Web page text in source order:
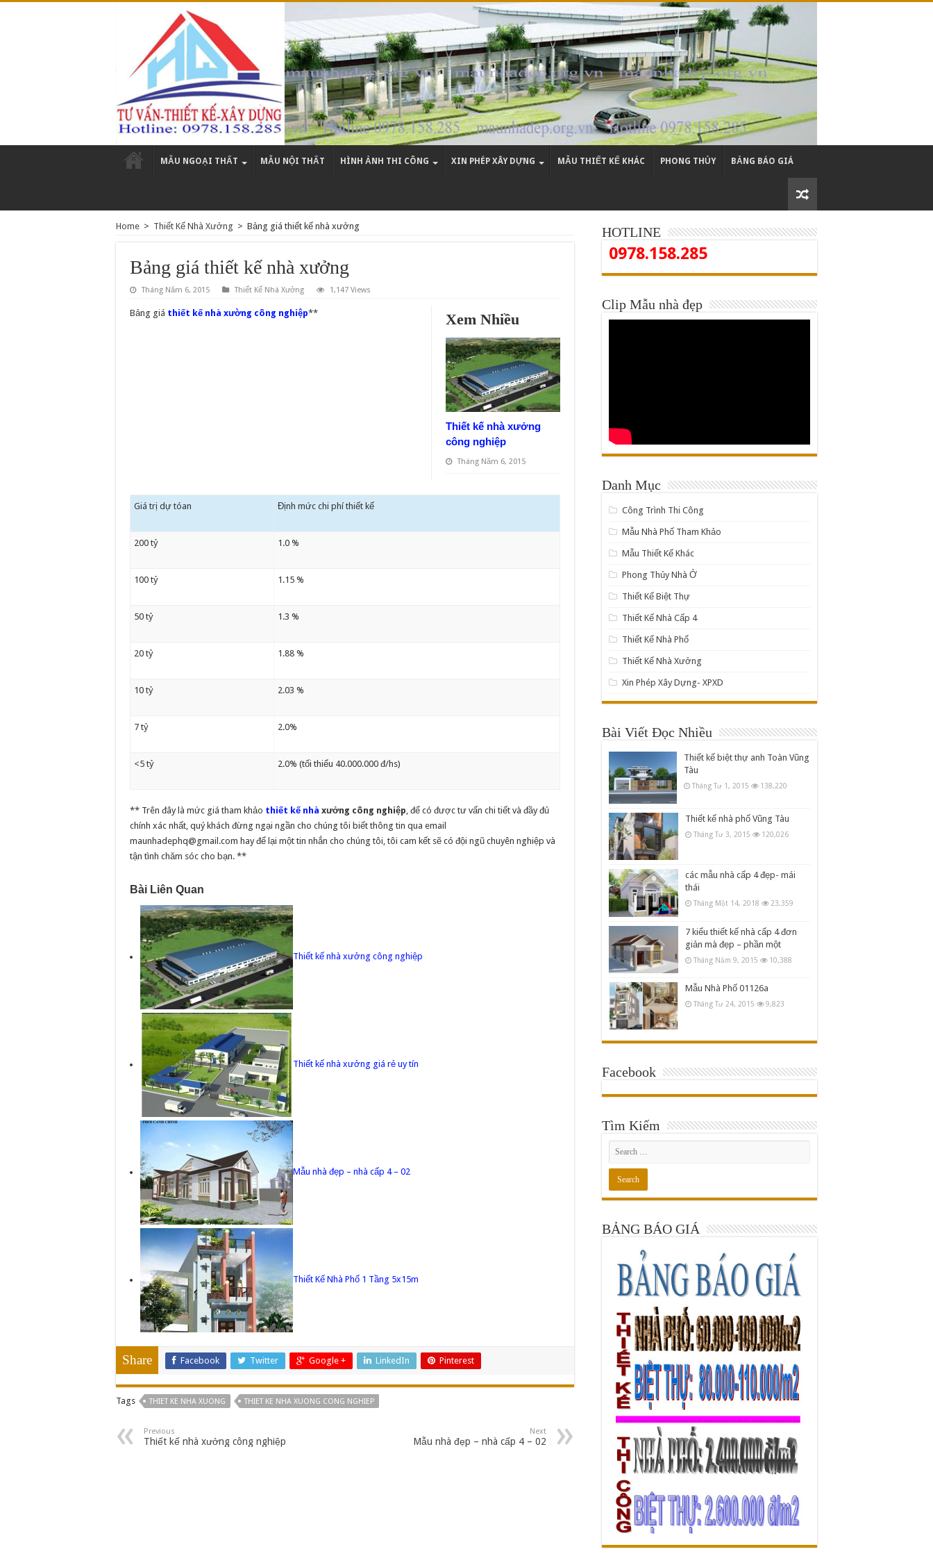
MẪU NGOẠI THẤT MẪU NỘI THẤT HÌNH ẢNH THI CÔNG XIN PHÉP XÂY DỰNG MẪU THIẾT KẾ KHÁC PHONG THỦY BẢNG BÁO GIÁ
Home > Thiết Kế Nhà Xưởng > Bảng giá thiết kế nhà xưởng
Bảng giá thiết kế nhà xưởng
Tháng Năm 6, 2015 Thiết Kế Nhà Xưởng 1,147 Views
Xem Nhiều
Thiết kế nhà xưởng
công nghiệp
Tháng Năm 6, 2015
Bảng giá thiết kế nhà xường công nghiệp**
Giá trị dự tóan Định mức chi phí thiết kế
200 tỷ 1.0 %
100 tỷ 1.15 %
50 tỷ 1.3 %
20 tỷ 1.88 %
10 tỷ 2.03 %
7 tỷ 2.0%
<5 tỷ 2.0% (tối thiểu 40.000.000 đ/hs)
** Trên đây là mức giá tham khảo thiết kế nhà xưởng công nghiệp, để có được tư vấn chi tiết và đầy đủ
chính xác nhất, quý khách đừng ngại ngần cho chúng tôi biết thông tin qua email
maunhadephq@gmail.com hay để lại một tin nhắn cho chúng tôi, tôi cam kết sẽ có đội ngũ chuyên nghiệp và
tận tình chăm sóc cho bạn. **
Bài Liên Quan
Thiết kế nhà xưởng công nghiệp
Thiết kế nhà xưởng giá rẻ uy tín
Mẫu nhà đẹp – nhà cấp 4 – 02
Thiết Kế Nhà Phố 1 Tầng 5x15m
Share Facebook Twitter Google + LinkedIn Pinterest
Tags THIET KE NHA XUONG THIET KE NHA XUONG CONG NGHIEP
Previous
Thiết kế nhà xưởng công nghiệp
Next
Mẫu nhà đẹp – nhà cấp 4 – 02
HOTLINE
0978.158.285
Clip Mẫu nhà đẹp
Danh Mục
Công Trình Thi Công
Mẫu Nhà Phố Tham Khảo
Mẫu Thiết Kế Khác
Phong Thủy Nhà Ở
Thiết Kế Biệt Thự
Thiết Kế Nhà Cấp 4
Thiết Kế Nhà Phố
Thiết Kế Nhà Xưởng
Xin Phép Xây Dựng- XPXD
Bài Viết Đọc Nhiều
Thiết kế biệt thự anh Toàn Vũng
Tàu
Tháng Tư 1, 2015 138,220
Thiết kế nhà phố Vũng Tàu
Tháng Tư 3, 2015 120,026
các mẫu nhà cấp 4 đẹp- mái
thái
Tháng Một 14, 2018 23,359
7 kiểu thiết kế nhà cấp 4 đơn
giản mà đẹp – phần một
Tháng Năm 9, 2015 10,388
Mẫu Nhà Phố 01126a
Tháng Tư 24, 2015 9,823
Facebook
Tìm Kiếm
BẢNG BÁO GIÁ